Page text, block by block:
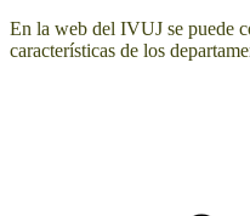
En la web del IVUJ se puede
características de los